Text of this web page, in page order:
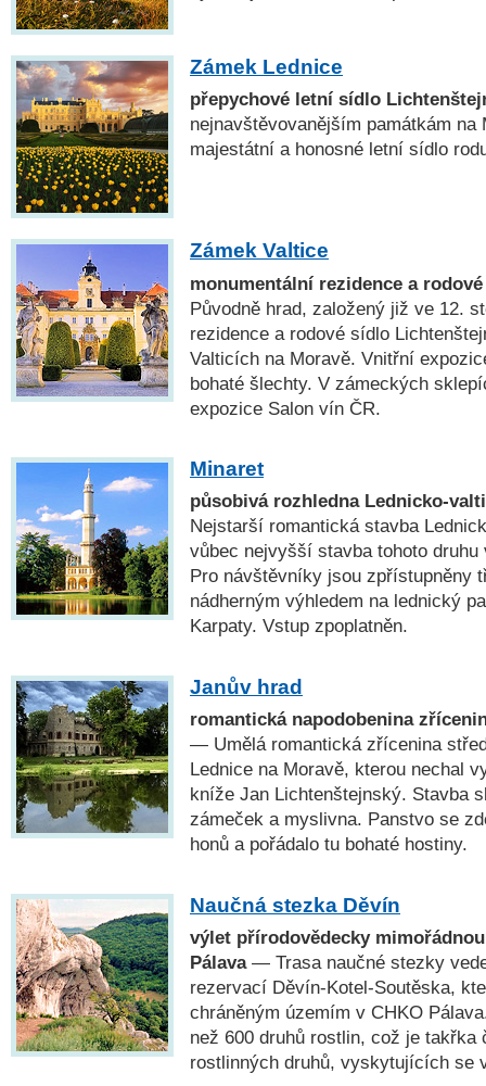
Zámek Lednice
přepychové letní sídlo
nejnavštěvovanějším památkám na
majestátní a honosné letní sídlo
Zámek Valtice
monumentální rezidence a
Původně hrad, založený již ve 12.
rezidence a rodové sídlo
Valticích na Moravě. Vnitřní
bohaté šlechty. V zámeckých
expozice Salon vín ČR.
Minaret
působivá rozhledna Lednicko-
Nejstarší romantická stavba
vůbec nejvyšší stavba tohoto
Pro návštěvníky jsou zpřístupněny
nádherným výhledem na lednický
Karpaty. Vstup zpoplatněn.
Janův hrad
romantická napodobenina
— Umělá romantická zřícenina
Lednice na Moravě, kterou nechal
kníže Jan Lichtenštejnský. Stavba
zámeček a myslivna. Panstvo se
honů a pořádalo tu bohaté hostiny.
Naučná stezka Děvín
výlet přírodovědecky
Pálava— Trasa naučné stezky
rezervací Děvín-Kotel-Soutěska,
chráněným územím v CHKO
než 600 druhů rostlin, což je takřka
rostlinných druhů, vyskytujících se